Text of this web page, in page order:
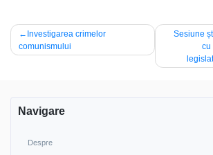
Navigare
în
Investigarea crimelor
comunismului
Sesiune
cu
Navigare
Despre